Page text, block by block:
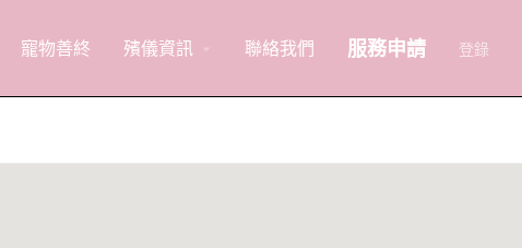
寵物善終 殯儀資訊 聯絡我們 服務申請 登錄